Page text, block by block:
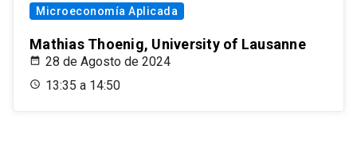
Microeconomía Aplicada
Mathias Thoenig, University of Lausanne
28 de Agosto de 2024
13:35 a 14:50